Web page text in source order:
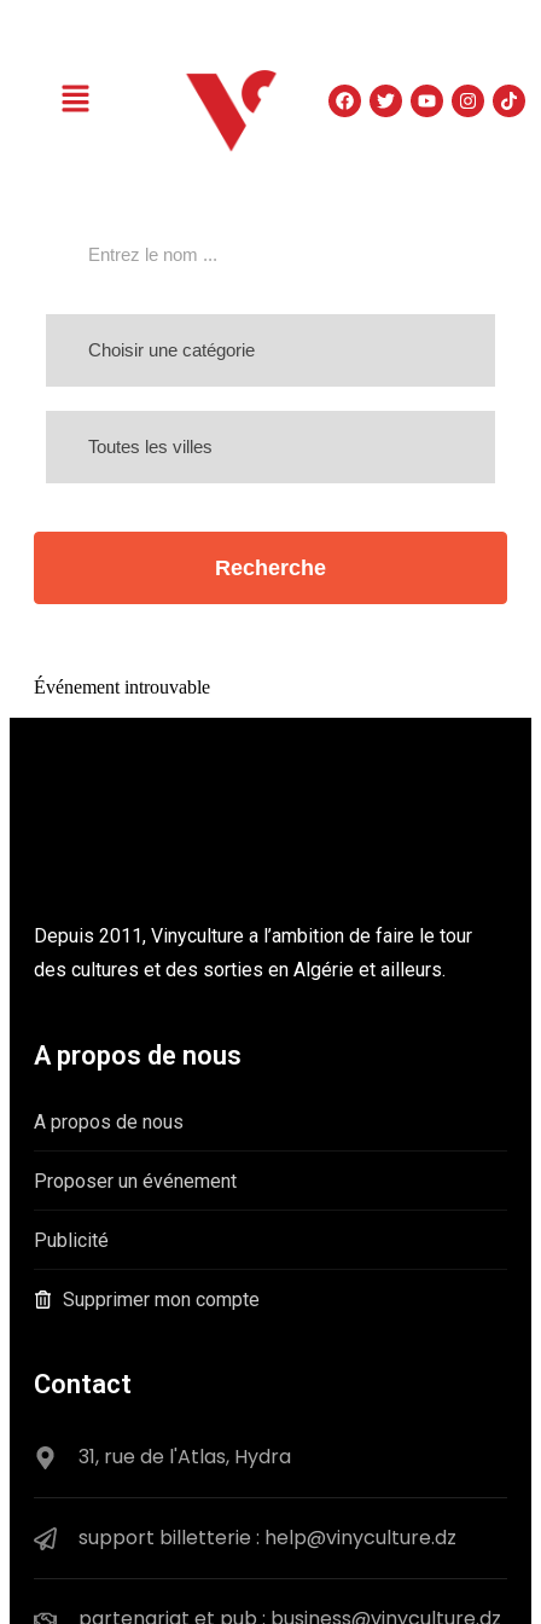
Événement introuvable
Depuis 2011, Vinyculture a l’ambition de faire le tour
des cultures et des sorties en Algérie et ailleurs.
A propos de nous
A propos de nous
Proposer un événement
Publicité
Supprimer mon compte
Contact
31, rue de l'Atlas, Hydra
support billetterie : help@vinyculture.dz